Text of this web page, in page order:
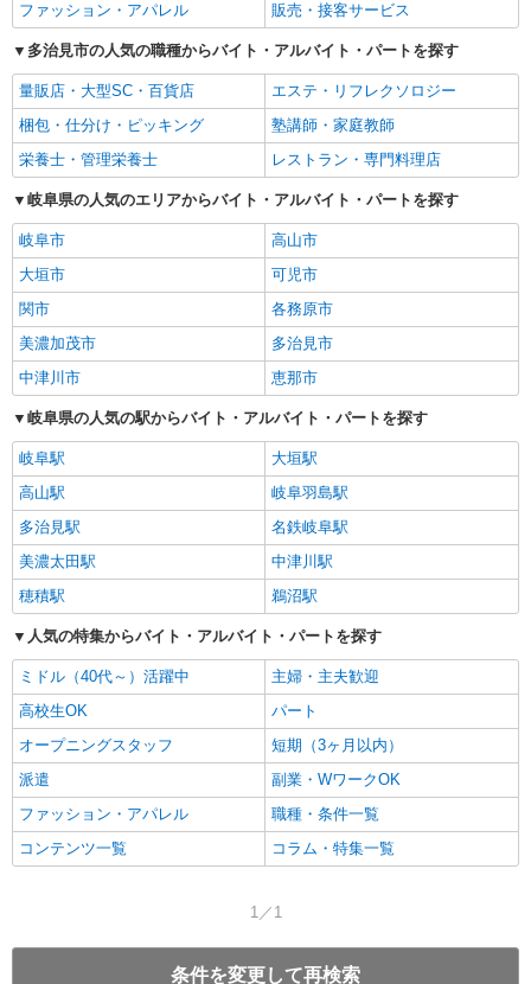
ファッション・アパレル
販売・接客サービス
多治見市の人気の職種からバイト・アルバイト・パートを探す
量販店・大型SC・百貨店
エステ・リフレクソロジー
梱包・仕分け・ピッキング
塾講師・家庭教師
栄養士・管理栄養士
レストラン・専門料理店
岐阜県の人気のエリアからバイト・アルバイト・パートを探す
岐阜市
高山市
大垣市
可児市
関市
各務原市
美濃加茂市
多治見市
中津川市
恵那市
岐阜県の人気の駅からバイト・アルバイト・パートを探す
岐阜駅
大垣駅
高山駅
岐阜羽島駅
多治見駅
名鉄岐阜駅
美濃太田駅
中津川駅
穂積駅
鵜沼駅
人気の特集からバイト・アルバイト・パートを探す
ミドル（40代～）活躍中
主婦・主夫歓迎
高校生OK
パート
オープニングスタッフ
短期（3ヶ月以内）
派遣
副業・WワークOK
ファッション・アパレル
職種・条件一覧
コンテンツ一覧
コラム・特集一覧
1／1
条件を変更して再検索